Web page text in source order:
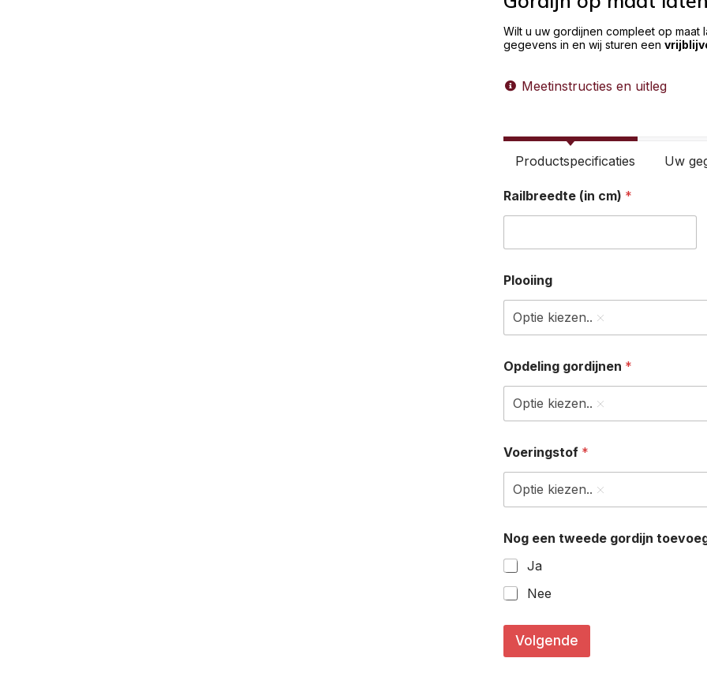
Wilt u uw gordijnen compleet op maat
gegevens in en wij sturen een
Meetinstructies en uitleg
Productspecificaties Uw
(
i
Railbreedte (in cm) *
Plooiing
Optie kiezen..
Opdeling gordijnen *
Optie kiezen..
Voeringstof *
Optie kiezen..
Nog een tweede gordijn
Ja
Nee
Volgende